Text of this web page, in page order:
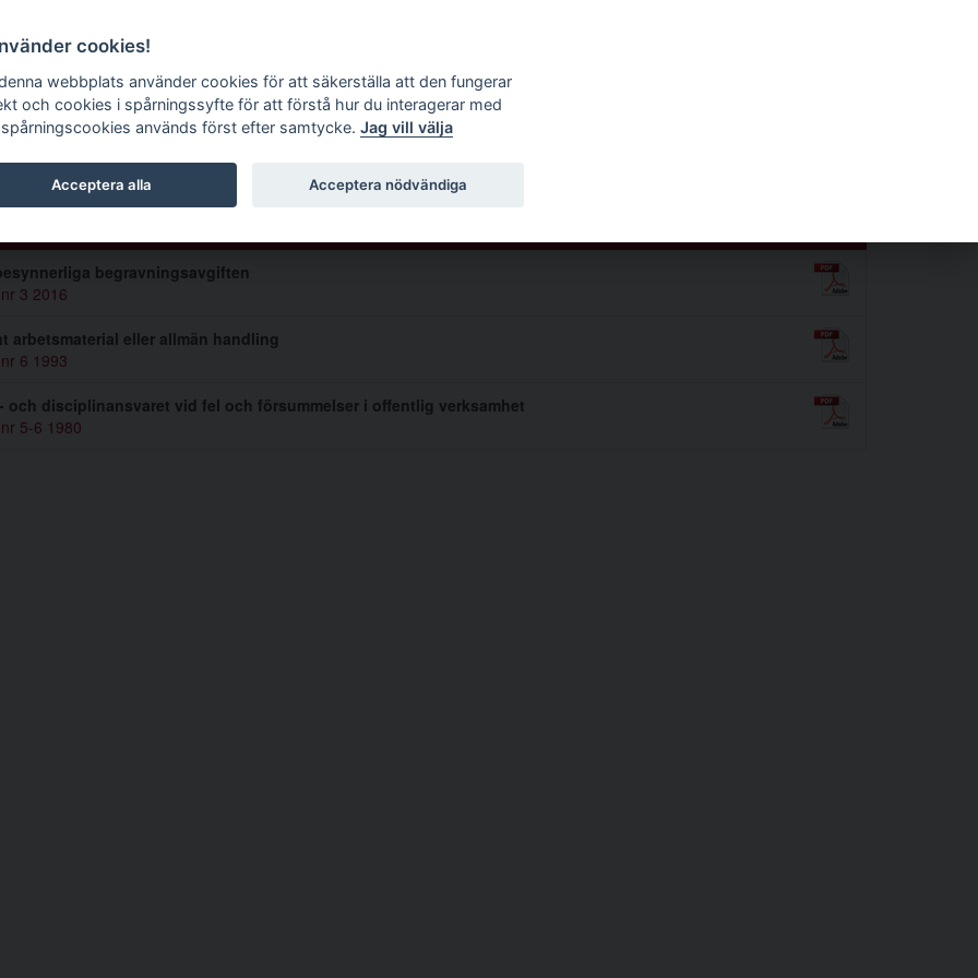
tidskrift
Westerhult
begravningsavgiften
3 2016
arbetsmaterial eller allmän handling
6 1993
och disciplinansvaret vid fel och försummelser i offentlig verksamhet
5-6 1980
cookies!
webbplats använder cookies för att säkerställa att den fungerar
och cookies i spårningssyfte för att förstå hur du interagerar med
används först efter samtycke. Jag vill välja
Acceptera alla Acceptera nödvändiga